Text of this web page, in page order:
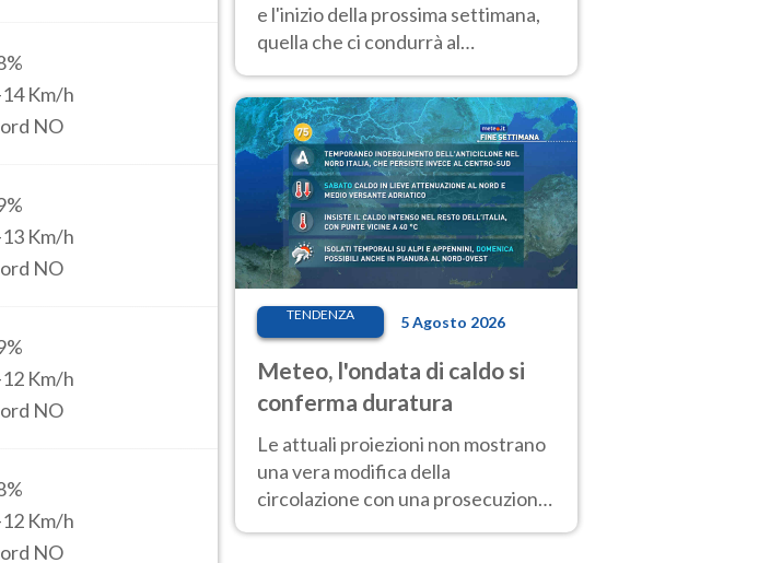
%
14Km/h
NO
%
13 Km/h
NO
%
12 Km/h
NO
%
12 Km/h
NO
e l'inizio della prossima settimana,
quella che ci condurrà al
temperature molto elevate
TENDENZA 5 Agosto 2026
Meteo, l'ondata di caldo si
conferma duratura
Le attuali proiezioni non mostrano
una vera modifica della
circolazione con una prosecuzione
del caldo fuori scala per molti